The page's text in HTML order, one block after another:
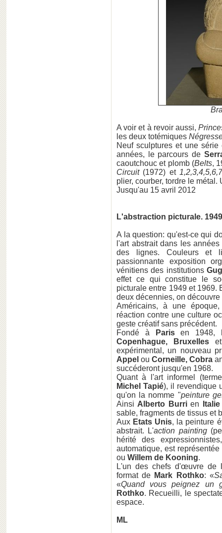
A voir et à revoir aussi,
les deux totémiques
Neuf sculptures et une
années, le parcours de
caoutchouc et plomb (Belts,
Circuit(1972) et
plier, courber, tordre le métal.
Jusqu'au 15 avril 2012
L'abstraction picturale.
A la question: qu'est-ce qui
l'art abstrait dans les
des lignes. Couleurs et
passionnante exposition
vénitiens des institutions
effet ce qui constitue le
picturale entre 1949 et 1969.
deux décennies, on
Américains, à une
réaction contre une culture
geste créatif sans précédent.
Fondé à
Parisen 1948,
Copenhague, Bruxelles
expérimental, un nouveau
Appel ou Corneille, Cobra
succéderont jusqu'en 1968.
Quant à l'art informel
Michel Tapié), il revendique
qu'on la nomme "peinture
Ainsi Alberto Burri en Italie
sable, fragments de tissus et
Aux Etats Unis, la peinture
abstrait. L'action painting
hérité des
automatique, est
ou Willem de Kooning.
L'un des chefs d'œuvre de
format de Mark Rothko: «
«Quand vous peignez un
Rothko. Recueilli, le
espace.
ML